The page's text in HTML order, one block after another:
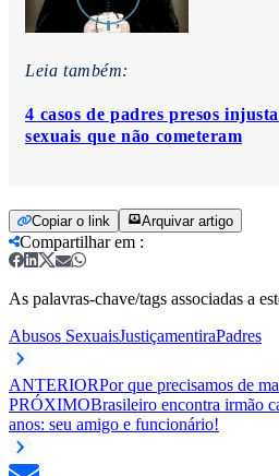
Leia também:
4 casos de padres presos
sexuais que não cometeram
Copiar o link Arquivar artigo
Compartilhar em :
As palavras-chave/tags associadas a
Abusos SexuaisJustiçamentiraPadres
ANTERIORPor que precisamos de
PRÓXIMOBrasileiro encontra irmão
anos: seu amigo e funcionário!